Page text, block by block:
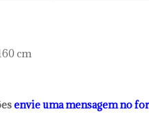
cm
envie uma mensagem no